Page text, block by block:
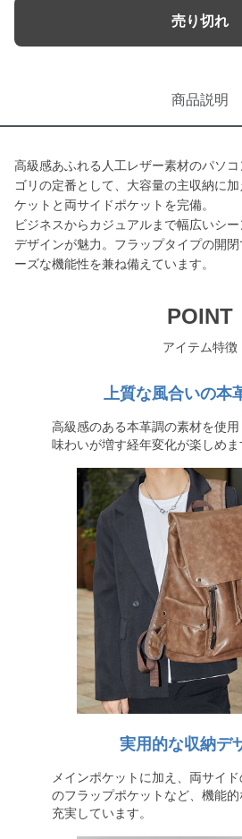
売り切れ
商品説明
高級感あふれる人工レザー素材のパソ
ゴリの定番として、大容量の主収納に
ケットと両サイドポケットを完備。
ビジネスからカジュアルまで幅広いシ
デザインが魅力。フラップタイプの開
ーズな機能性を兼ね備えています。
POINT
アイテム特徴
上質な風合いの本
高級感のある本革調の素材を使
味わいが増す経年変化が楽しめま
実用的な収納デ
メインポケットに加え、両サイ
のフラップポケットなど、機能
充実しています。